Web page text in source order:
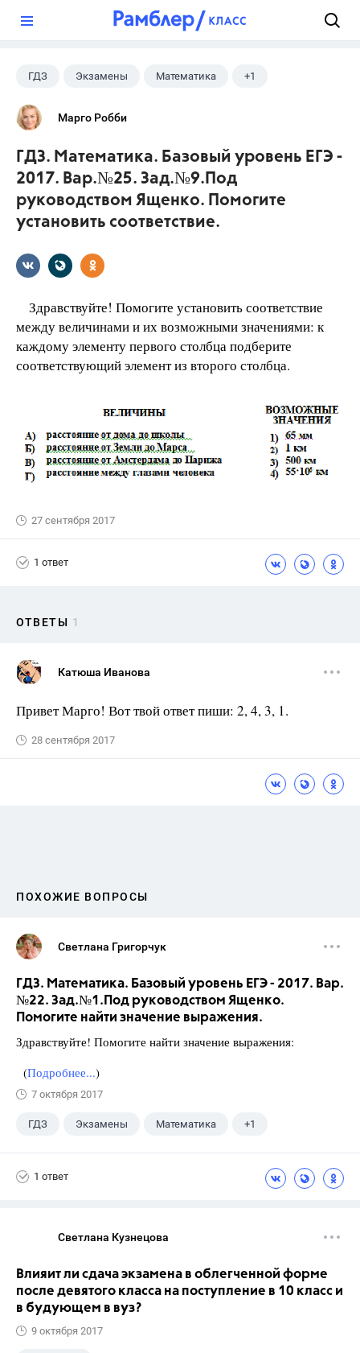
ГДЗ Экзамены Математика +1
Ященко И.В.
Марго Робби
ГДЗ. Математика. Базовый уровень ЕГЭ -
2017. Вар.№25. Зад.№9.Под
руководством Ященко. Помогите
установить соответствие.
Здравствуйте! Помогите установить соответствие
между величинами и их возможными значениями: к
каждому элементу первого столбца подберите
соответствующий элемент из второго столбца.
27 сентября 2017
1 ответ
ОТВЕТЫ 1
Катюша Иванова
Привет Марго! Вот твой ответ пиши: 2, 4, 3, 1.
28 сентября 2017
ПОХОЖИЕ ВОПРОСЫ
Светлана Григорчук
ГДЗ. Математика. Базовый уровень ЕГЭ - 2017. Вар.
№22. Зад.№1.Под руководством Ященко.
Помогите найти значение выражения.
Здравствуйте! Помогите найти значение выражения:
(Подробнее...)
7 октября 2017
ГДЗ Экзамены Математика +1
1 ответ
Светлана Кузнецова
Влияит ли сдача экзамена в облегченной форме
после девятого класса на поступление в 10 класс и
в будующем в вуз?
9 октября 2017